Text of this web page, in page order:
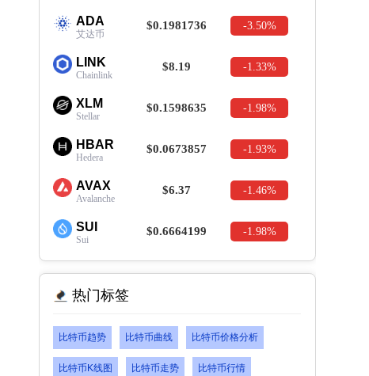
ADA
艾达币
$0.1981736 -3.50%
LINK
Chainlink
$8.19 -1.33%
XLM
Stellar
$0.1598635 -1.98%
HBAR
Hedera
$0.0673857 -1.93%
AVAX
Avalanche
$6.37 -1.46%
SUI
Sui
$0.6664199 -1.98%
热门标签
比特币趋势 比特币曲线 比特币价格分析
比特币K线图 比特币走势 比特币行情